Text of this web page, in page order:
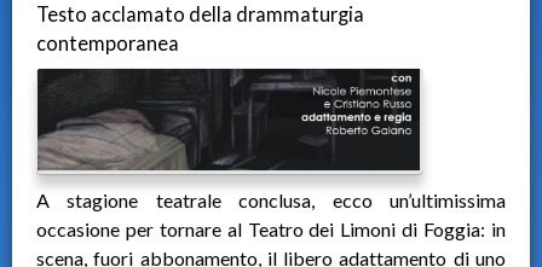
Testo acclamato della drammaturgia
contemporanea
A stagione teatrale conclusa, ecco un’ultimissima
occasione per tornare al Teatro dei Limoni di Foggia: in
scena, fuori abbonamento, il libero adattamento di uno